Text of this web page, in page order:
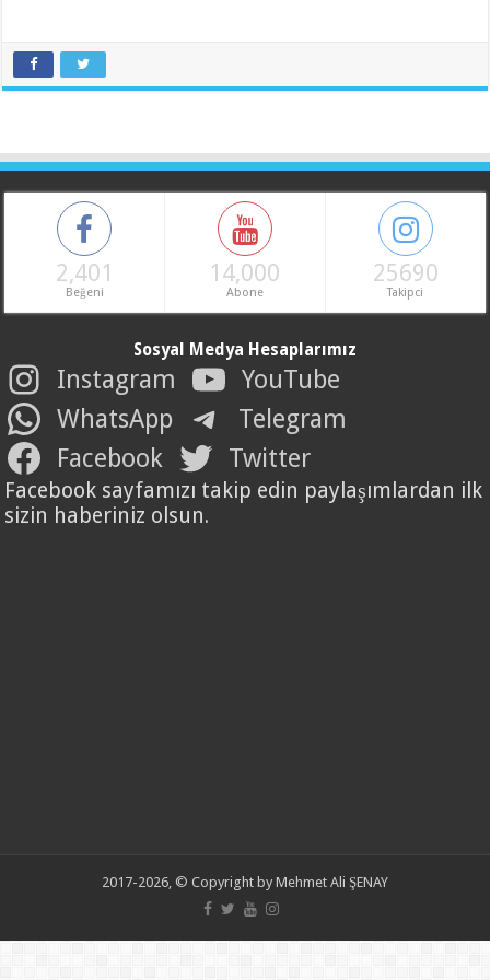
2,401
Beğeni
14,000
Abone
25690
Takipci
Sosyal Medya Hesaplarımız
Instagram
YouTube
WhatsApp
Telegram
Facebook
Twitter
Facebook sayfamızı takip edin paylaşımlardan ilk
sizin haberiniz olsun.
2017-2026, © Copyright by Mehmet Ali ŞENAY